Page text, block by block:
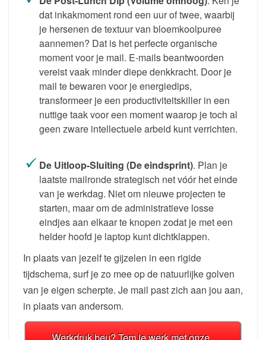
dat inkakmoment rond een uur of twee, waarbij
je hersenen de textuur van bloemkoolpuree
aannemen? Dat is het perfecte organische
moment voor je mail. E-mails beantwoorden
vereist vaak minder diepe denkkracht. Door je
mail te bewaren voor je energiedips,
transformeer je een productiviteitskiller in een
nuttige taak voor een moment waarop je toch al
geen zware intellectuele arbeid kunt verrichten.
De Uitloop-Sluiting (De eindsprint). Plan je
laatste mailronde strategisch net vóór het einde
van je werkdag. Niet om nieuwe projecten te
starten, maar om de administratieve losse
eindjes aan elkaar te knopen zodat je met een
helder hoofd je laptop kunt dichtklappen.
In plaats van jezelf te gijzelen in een rigide
tijdschema, surf je zo mee op de natuurlijke golven
van je eigen scherpte. Je mail past zich aan jou aan,
in plaats van andersom.